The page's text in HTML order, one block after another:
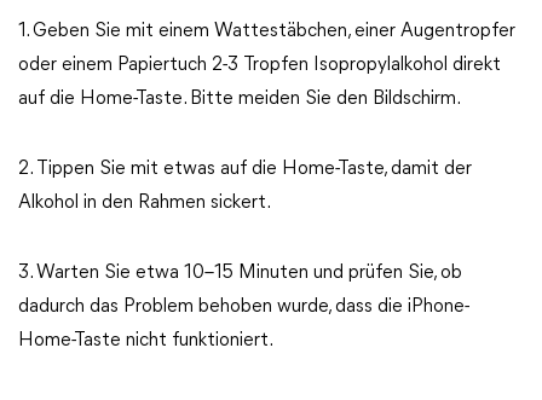
1. Geben Sie mit einem Wattestäbchen, einer Augentropfer
oder einem Papiertuch 2-3 Tropfen Isopropylalkohol direkt
auf die Home-Taste. Bitte meiden Sie den Bildschirm.
2. Tippen Sie mit etwas auf die Home-Taste, damit der
Alkohol in den Rahmen sickert.
3. Warten Sie etwa 10–15 Minuten und prüfen Sie, ob
dadurch das Problem behoben wurde, dass die iPhone-
Home-Taste nicht funktioniert.